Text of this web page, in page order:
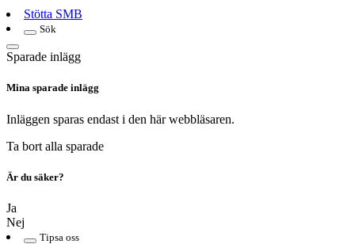
Stötta SMB
Sök
Sparade inlägg
Mina sparade inlägg
Inläggen sparas endast i den här webbläsaren.
Ta bort alla sparade
Är du säker?
Ja
Nej
Tipsa oss